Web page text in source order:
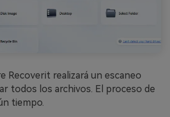
Recoverit realizará un escaneo
todos los archivos. El proceso de
tiempo.